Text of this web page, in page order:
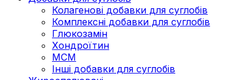
Колагенові добавки для суглобів
Комплексні добавки для суглобів
Глюкозамін
Хондроїтин
МСМ
Інші добавки для суглобів